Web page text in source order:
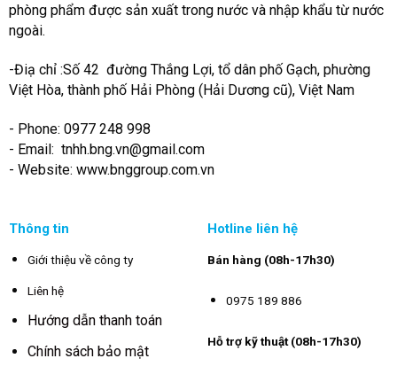
phòng phẩm được sản xuất trong nước và nhập khẩu từ nước
ngoài.
-Điạ chỉ :Số 42 đường Thắng Lợi, tổ dân phố Gạch, phường
Việt Hòa, thành phố Hải Phòng (Hải Dương cũ), Việt Nam
- Phone: 0977 248 998
- Email: tnhh.bng.vn@gmail.com
- Website: www.bnggroup.com.vn
Thông tin
Giới thiệu về công ty
Liên hệ
Hướng dẫn thanh toán
Chính sách bảo mật
Hotline liên hệ
Bán hàng (08h-17h30)
0975 189 886
Hỗ trợ kỹ thuật (08h-17h30)